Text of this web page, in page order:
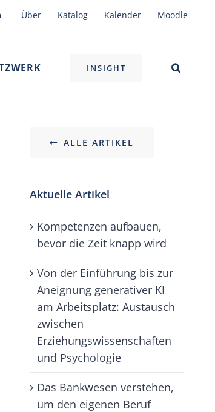
Über Katalog Kalender Moodle
INSIGHT
ALLE ARTIKEL
Aktuelle Artikel
Kompetenzen aufbauen,
bevor die Zeit knapp wird
Von der Einführung bis zur
Aneignung generativer KI
am Arbeitsplatz: Austausch
zwischen
Erziehungswissenschaften
und Psychologie
Das Bankwesen verstehen,
um den eigenen Beruf